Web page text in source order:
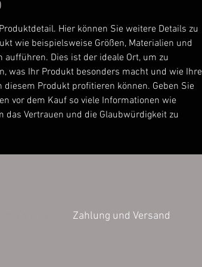
Hier können Sie weitere Details zu
wie beispielsweise Größen, Materialien und
aufführen. Dies ist der ideale Ort, um zu
was Ihr Produkt besonders macht und wie Ihre
diesem Produkt profitieren können. Geben Sie
vor dem Kauf so viele Informationen wie
das Vertrauen und die Glaubwürdigkeit zu
Zahlung und Versand